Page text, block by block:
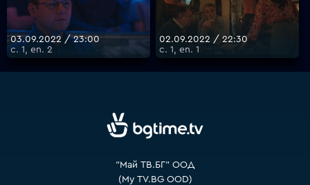
03.09.2022 / 23:00
с. 1, еп. 2
02.09.2022 / 22:30
с. 1, еп. 1
"Май ТВ.БГ" ООД
(My TV.BG OOD)